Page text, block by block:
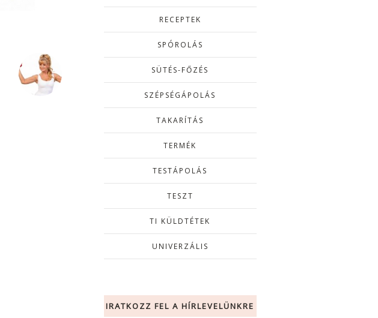
RECEPTEK
SPÓROLÁS
SÜTÉS-FŐZÉS
SZÉPSÉGÁPOLÁS
TAKARÍTÁS
TERMÉK
TESTÁPOLÁS
TESZT
TI KÜLDTÉTEK
UNIVERZÁLIS
IRATKOZZ FEL A HÍRLEVELÜNKRE